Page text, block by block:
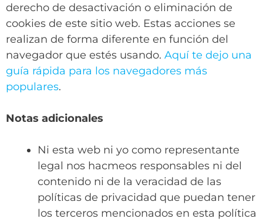
derecho de desactivación o eliminación de
cookies de este sitio web. Estas acciones se
realizan de forma diferente en función del
navegador que estés usando. Aquí te dejo una
guía rápida para los navegadores más
populares.
Notas adicionales
Ni esta web ni yo como representante
legal nos hacmeos responsables ni del
contenido ni de la veracidad de las
políticas de privacidad que puedan tener
los terceros mencionados en esta política